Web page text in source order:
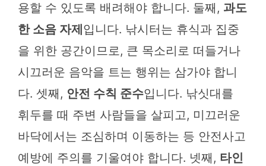
용할 수 있도록 배려해야 합니다. 둘째, 과도
한 소음 자제입니다. 낚시터는 휴식과 집중
을 위한 공간이므로, 큰 목소리로 떠들거나
시끄러운 음악을 트는 행위는 삼가야 합니
다. 셋째, 안전 수칙 준수입니다. 낚싯대를
휘두를 때 주변 사람들을 살피고, 미끄러운
바닥에서는 조심하며 이동하는 등 안전사고
예방에 주의를 기울여야 합니다. 넷째, 타인